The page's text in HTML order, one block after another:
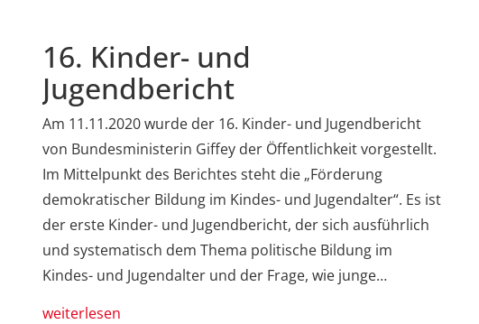
16. Kinder- und
Jugendbericht
Am 11.11.2020 wurde der 16. Kinder- und Jugendbericht
von Bundesministerin Giffey der Öffentlichkeit vorgestellt.
Im Mittelpunkt des Berichtes steht die „Förderung
demokratischer Bildung im Kindes- und Jugendalter“. Es ist
der erste Kinder- und Jugendbericht, der sich ausführlich
und systematisch dem Thema politische Bildung im
Kindes- und Jugendalter und der Frage, wie junge…
weiterlesen